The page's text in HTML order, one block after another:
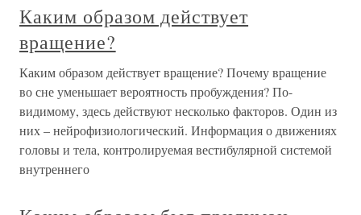
Каким образом действует
вращение?
Каким образом действует вращение? Почему вращение
во сне уменьшает вероятность пробуждения? По-
видимому, здесь действуют несколько факторов. Один из
них – нейрофизиологический. Информация о движениях
головы и тела, контролируемая вестибулярной системой
внутреннего